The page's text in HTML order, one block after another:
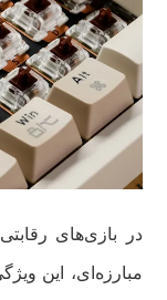
مبارزه‌ای، این